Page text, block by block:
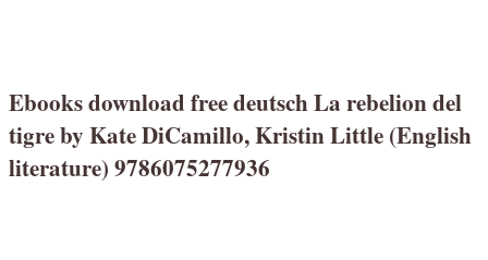
Ebooks download free deutsch La rebelion del
tigre by Kate DiCamillo, Kristin Little (English
literature) 9786075277936